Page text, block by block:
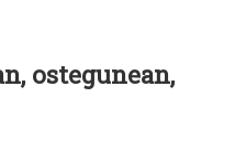
ostegunean,